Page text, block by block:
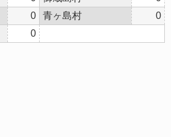
0 青ヶ島村
0
0